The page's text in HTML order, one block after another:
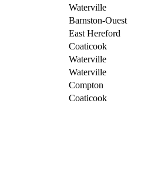
Waterville
Barnston-Ouest
East Hereford
Coaticook
Waterville
Waterville
Compton
Coaticook